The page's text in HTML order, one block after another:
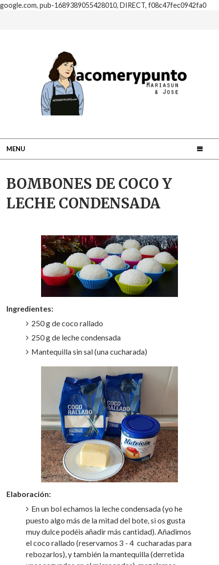
google.com, pub-1689389055428010, DIRECT, f08c47fec0942fa0
MENU
BOMBONES DE COCO Y
LECHE CONDENSADA
Ingredientes:
250 g de coco rallado
250 g de leche condensada
Mantequilla sin sal (una cucharada)
Elaboración:
En un bol echamos la leche condensada (yo he
puesto algo más de la mitad del bote, si os gusta
muy dulce podéis añadir más cantidad). Añadimos
el coco rallado (reservamos 3 - 4 cucharadas para
rebozarlos), y también la mantequilla (derretida